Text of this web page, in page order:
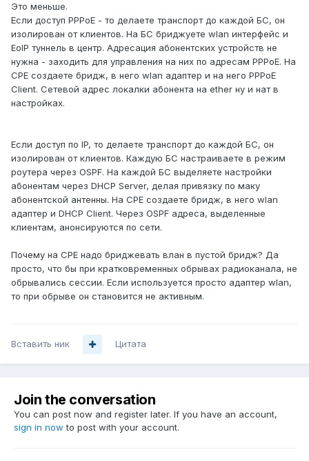
Это меньше.
Если доступ PPPoE - то делаете транспорт до каждой БС, он
изолирован от клиентов. На БС бриджуете wlan интерфейс и
EoIP туннель в центр. Адресация абонентских устройств не
нужна - заходить для управления на них по адресам PPPoE. На
CPE создаете бридж, в него wlan адаптер и на него PPPoE
Client. Сетевой адрес локалки абонента на ether ну и нат в
настройках.
Если доступ по IP, то делаете транспорт до каждой БС, он
изолирован от клиентов. Каждую БС настраиваете в режим
роутера через OSPF. На каждой БС выделяете настройки
абонентам через DHCP Server, делая привязку по маку
абонентской антенны. На CPE создаете бридж, в него wlan
адаптер и DHCP Client. Через OSPF адреса, выделенные
клиентам, анонсируются по сети.
Почему на CPE надо бриджевать влан в пустой бридж? Да
просто, что бы при кратковременных обрывах радиоканала, не
обрывались сессии. Если используется просто адаптер wlan,
то при обрыве он становится не активным.
Вставить ник Цитата
Join the conversation
You can post now and register later. If you have an account,
sign in now to post with your account.